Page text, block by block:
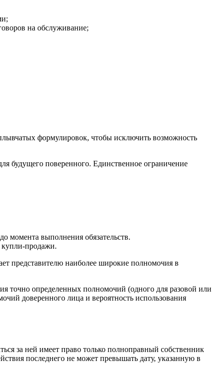
на обслуживание;
формулировок, чтобы исключить возможность
будущего поверенного. Единственное ограничение
момента выполнения обязательств.
купли-продажи.
представителю наиболее широкие полномочия в
точно определенных полномочий (одного для разовой или
доверенного лица и вероятность использования
за ней имеет право только полноправный собственник
последнего не может превышать дату, указанную в